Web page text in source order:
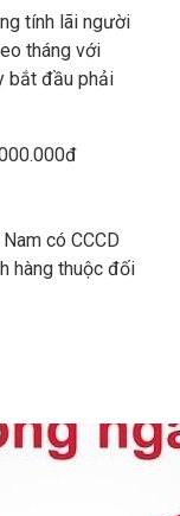
tính lãi người
tháng với
bắt đầu phải
có CCCD
hàng thuộc đối